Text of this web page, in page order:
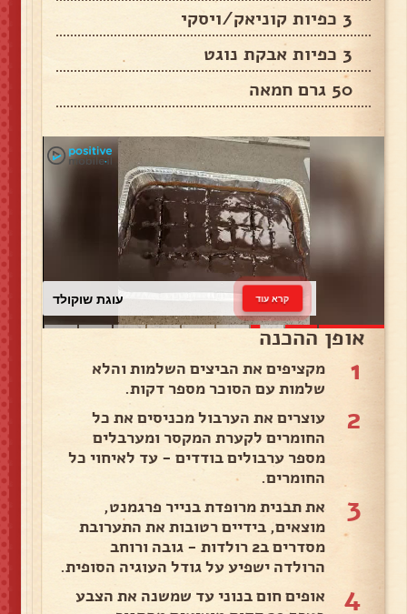
3 כפיות קוניאק/ויסקי
3 כפיות אבקת נוגט
50 גרם חמאה
עוגת שוקולד קרא עוד
אופן ההכנה
1
מקציפים את הביצים השלמות והלא
שלמות עם הסוכר מספר דקות.
2
עוצרים את הערבול מכניסים את כל
החומרים לקערת המקסר ומערבלים
מספר ערבולים בודדים - עד לאיחוי כל
החומרים.
3
את תבנית מרופדת בנייר פרגמנט,
מוצאים, בידיים רטובות את התערובת
מסדרים ב2 רולדות - גובה ורוחב
הרולדה ישפיע על גודל העוגיה הסופית.
4
אופים חום בנוני עד שמשנה את הצבע